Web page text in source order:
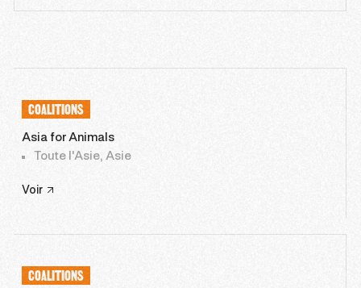
COALITIONS
Asia for Animals
Toute l'Asie, Asie
Voir
COALITIONS